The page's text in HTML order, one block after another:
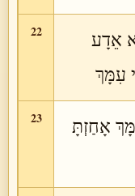
22
אֵדָע
עִמָּךְ
23
אָחַזְתָּ